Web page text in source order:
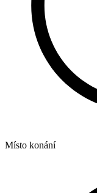
Místo konání